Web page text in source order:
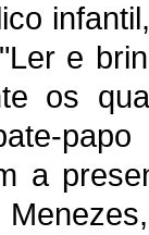
e
os
papo
a